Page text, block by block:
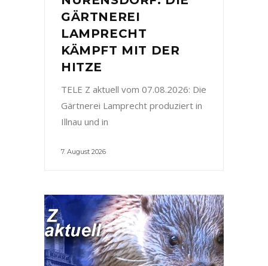
GÄRTNEREI
LAMPRECHT
KÄMPFT MIT DER
HITZE
TELE Z aktuell vom 07.08.2026: Die
Gärtnerei Lamprecht produziert in
Illnau und in
7. August 2026